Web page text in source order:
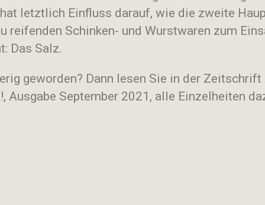
letztlich Einfluss darauf, wie die zweite
reifenden Schinken- und Wurstwaren zum
Das Salz.
geworden? Dann lesen Sie in der Zeitschrift
Ausgabe September 2021, alle Einzelheiten